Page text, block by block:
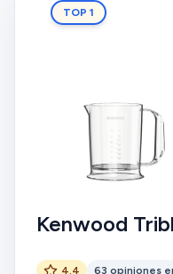
TOP 1
Kenwood
4.4 63 opiniones